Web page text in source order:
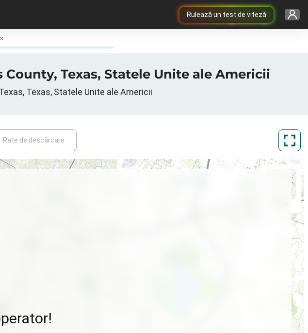
Rulează un test de viteză
Texas, Statele Unite ale Americii
Texas, Statele Unite ale Americii
Rate de descărcare